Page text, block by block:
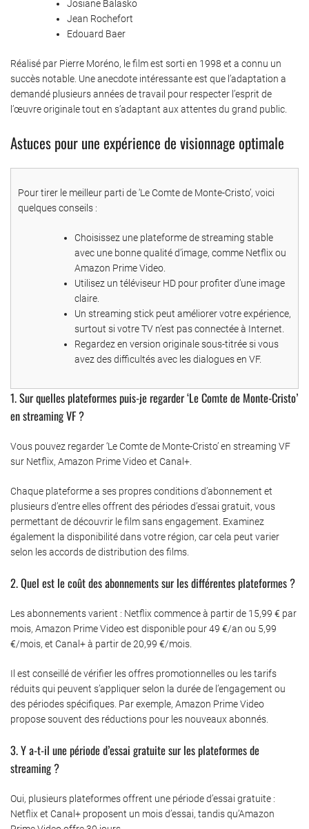
Josiane Balasko
Jean Rochefort
Edouard Baer
Réalisé par Pierre Moréno, le film est sorti en 1998 et a connu un
succès notable. Une anecdote intéressante est que l’adaptation a
demandé plusieurs années de travail pour respecter l’esprit de
l’œuvre originale tout en s’adaptant aux attentes du grand public.
Astuces pour une expérience de visionnage optimale
Pour tirer le meilleur parti de ‘Le Comte de Monte-Cristo’, voici
quelques conseils :
Choisissez une plateforme de streaming stable
avec une bonne qualité d’image, comme Netflix ou
Amazon Prime Video.
Utilisez un téléviseur HD pour profiter d’une image
claire.
Un streaming stick peut améliorer votre expérience,
surtout si votre TV n’est pas connectée à Internet.
Regardez en version originale sous-titrée si vous
avez des difficultés avec les dialogues en VF.
1. Sur quelles plateformes puis-je regarder ‘Le Comte de Monte-Cristo’
en streaming VF ?
Vous pouvez regarder ‘Le Comte de Monte-Cristo’ en streaming VF
sur Netflix, Amazon Prime Video et Canal+.
Chaque plateforme a ses propres conditions d’abonnement et
plusieurs d’entre elles offrent des périodes d’essai gratuit, vous
permettant de découvrir le film sans engagement. Examinez
également la disponibilité dans votre région, car cela peut varier
selon les accords de distribution des films.
2. Quel est le coût des abonnements sur les différentes plateformes ?
Les abonnements varient : Netflix commence à partir de 15,99 € par
mois, Amazon Prime Video est disponible pour 49 €/an ou 5,99
€/mois, et Canal+ à partir de 20,99 €/mois.
Il est conseillé de vérifier les offres promotionnelles ou les tarifs
réduits qui peuvent s’appliquer selon la durée de l’engagement ou
des périodes spécifiques. Par exemple, Amazon Prime Video
propose souvent des réductions pour les nouveaux abonnés.
3. Y a-t-il une période d’essai gratuite sur les plateformes de
streaming ?
Oui, plusieurs plateformes offrent une période d’essai gratuite :
Netflix et Canal+ proposent un mois d’essai, tandis qu’Amazon